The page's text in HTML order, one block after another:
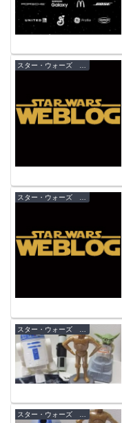
スター・ウォーズ キャンペーン